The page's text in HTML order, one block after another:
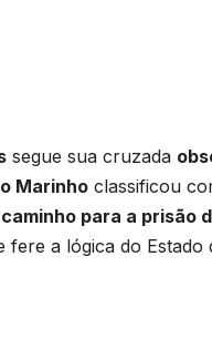
segue sua cruzada
Marinho classificou
para a prisão
a lógica do Estado